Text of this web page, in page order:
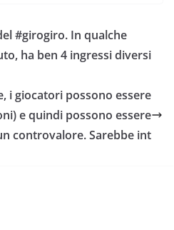
#girogiro. In qualche
ha ben 4 ingressi diversi
i giocatori possono essere
e quindi possono essere
controvalore. Sarebbe int